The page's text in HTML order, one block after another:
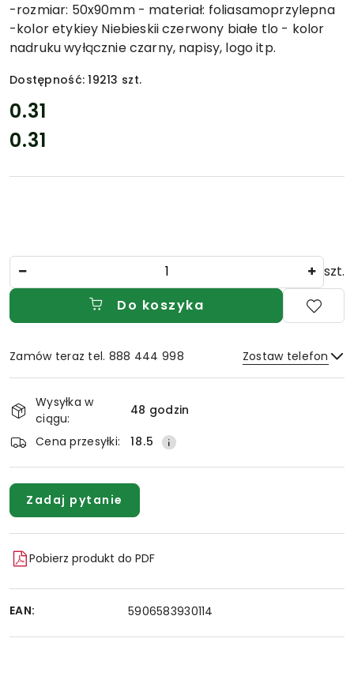
-rozmiar: 50x90mm - materiał: foliasamoprzylepna
-kolor etykiey Niebieskii czerwony białe tlo - kolor
nadruku wyłącznie czarny, napisy, logo itp.
Dostępność:19213 szt.
cena:
0.31
Cena:
0.31
szt.
Do koszyka
Zamów teraz tel. 888 444 998 Zostaw telefon
Dostępność
i
dostawa
Wysyłka w
ciągu:
48 godzin
Cena przesyłki:
18.5
Zadaj pytanie
Pobierz produkt do PDF
EAN: 5906583930114